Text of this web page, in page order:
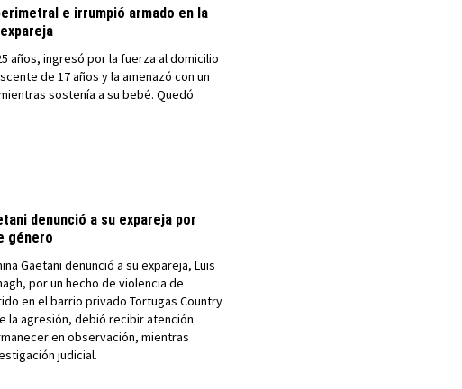
e irrumpió armado en la
años, ingresó por la fuerza al domicilio
de 17 años y la amenazó con un
sostenía a su bebé. Quedó
denunció a su expareja por
género
Gaetani denunció a su expareja, Luis
por un hecho de violencia de
en el barrio privado Tortugas Country
la agresión, debió recibir atención
en observación, mientras
judicial.